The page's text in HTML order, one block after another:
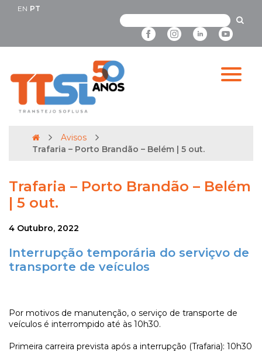
EN PT
Avisos
Trafaria – Porto Brandão – Belém | 5 out.
Trafaria – Porto Brandão – Belém
| 5 out.
4 Outubro, 2022
Interrupção temporária do serviçvo de
transporte de veículos
Por motivos de manutenção, o serviço de transporte de
veículos é interrompido até às 10h30.
Primeira carreira prevista após a interrupção (Trafaria): 10h30